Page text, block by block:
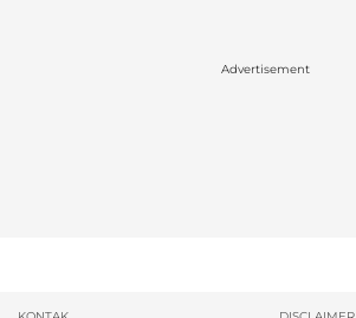
Advertisement